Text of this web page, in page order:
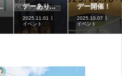
デーあり...
2025.11.01
イベント
デー開催！
2025.10.07
イベント